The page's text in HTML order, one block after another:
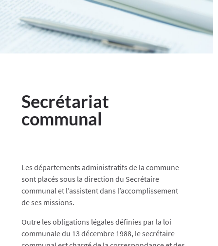
Secrétariat
communal
Les départements administratifs de la commune
sont placés sous la direction du Secrétaire
communal et l’assistent dans l’accomplissement
de ses missions.
Outre les obligations légales définies par la loi
communale du 13 décembre 1988, le secrétaire